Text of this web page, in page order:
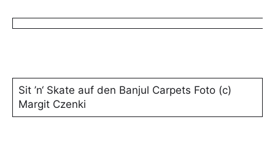
Sit ’n‘ Skate auf den Banjul Carpets Foto (c)
Margit Czenki